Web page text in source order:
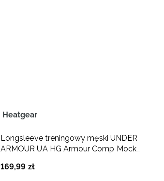
Heatgear
Longsleeve treningowy męski UNDER
ARMOUR UA HG Armour Comp Mock
169,99 zł